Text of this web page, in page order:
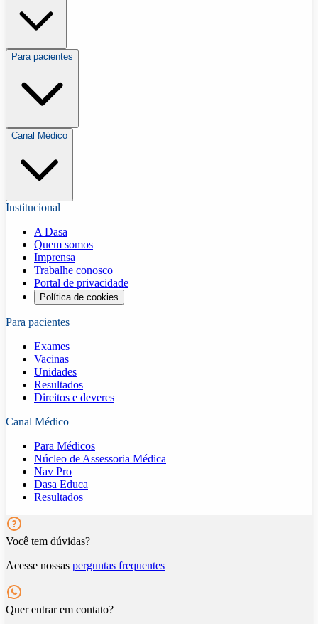
Para pacientes
Canal Médico
Institucional
A Dasa
Quem somos
Imprensa
Trabalhe conosco
Portal de privacidade
Política de cookies
Para pacientes
Exames
Vacinas
Unidades
Resultados
Direitos e deveres
Canal Médico
Para Médicos
Núcleo de Assessoria Médica
Nav Pro
Dasa Educa
Resultados
Você tem dúvidas?
Acesse nossas perguntas frequentes
Quer entrar em contato?